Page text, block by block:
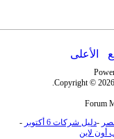
الأعلى
Copyright ©
Forum
-دليل شركات 6 أكتوبر
-
أون لاين